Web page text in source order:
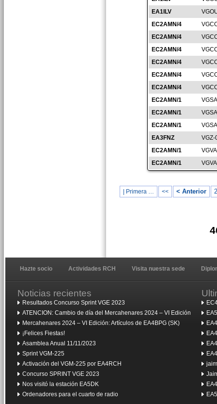
EA1ILV
EC2AMN/4
EC2AMN/4
EC2AMN/4
EC2AMN/4
EC2AMN/4
EC2AMN/4
EC2AMN/1
EC2AMN/1
EC2AMN/1
EA3FNZ
VGZ-
EC2AMN/1
EC2AMN/1
| Primera … << < Anterior
Hazte socio Actividades RCH Visita nuestra sede
Noticias recientes
Resultados Concurso Sprint VGE 2023
ATENCION: Cambio de día del Mercahenares 2024 – VI Edición
Mercahenares 2024 – VI Edición: Artículos de EA4BPG (SK)
¡Felices Fiestas!
Asamblea Anual 11/11/2023
Sprint VGM-225
Activación del VGM-225 por EA4RCH
Concurso SPRINT VGE 2023
Nos visitó la estación EA5DK
Ordenadores para el cuarto de radio